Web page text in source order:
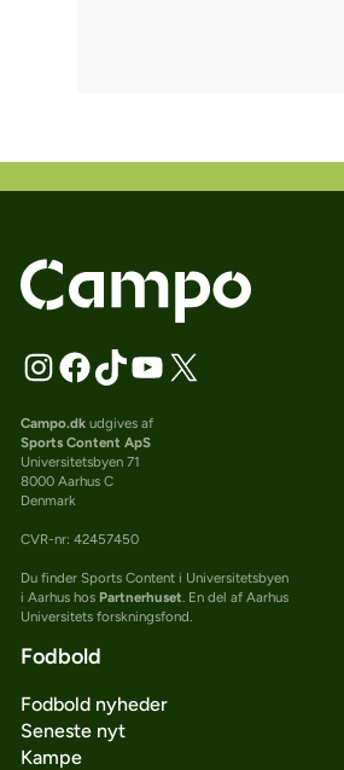
Campo.dkudgives af
Sports Content ApS
Universitetsbyen 71
8000 Aarhus C
Denmark
CVR-nr: 42457450
Du finder Sports Content i Universitetsbyen
i Aarhus hos Partnerhuset. En del af Aarhus
Universitets forskningsfond.
Fodbold
Fodbold nyheder
Seneste nyt
Kampe